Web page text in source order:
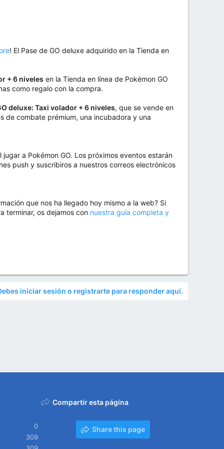
! El Pase de GO deluxe adquirido en la Tienda en
+ 6 niveles en la Tienda en línea de Pokémon GO
como regalo con la compra.
deluxe: Taxi volador + 6 niveles, que se vende en
de combate prémium, una incubadora y una
a Pokémon GO. Los próximos eventos estarán
push y suscribiros a nuestros correos electrónicos
que nos ha llegado hoy mismo a la web? Si
terminar, os dejamos con nuestra guía completa y
iniciar sesión o registrarte para responder aquí.
0
309
Compartir esta página
Share this page